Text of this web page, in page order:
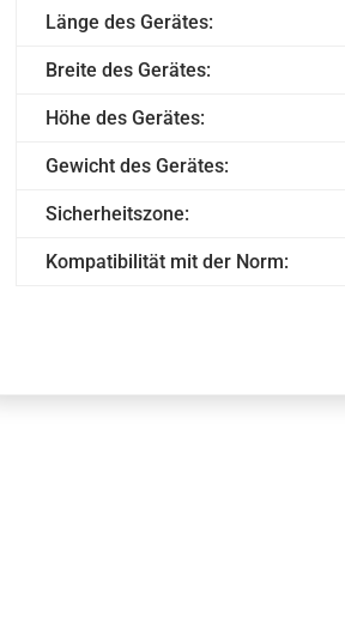
Länge des Gerätes:
Breite des Gerätes:
Höhe des Gerätes:
Gewicht des Gerätes:
Sicherheitszone:
Kompatibilität mit der Norm: